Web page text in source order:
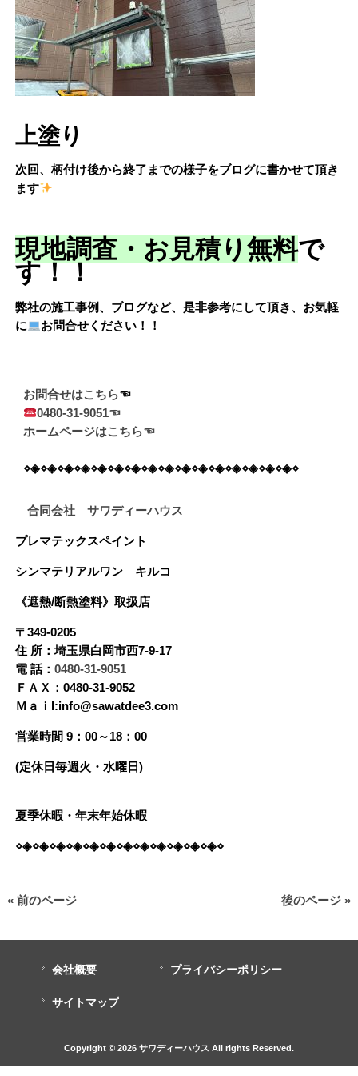
上塗り
次回、柄付け後から終了までの様子をブログに書かせて頂き
ます
現地調査・お見積り無料で
す！！
弊社の施工事例、ブログなど、是非参考にして頂き、お気軽
に
お問合せください！！
お問合せはこちら
0480-31-9051☜
ホームページはこちら☜
⋄◈⋄◈⋄◈⋄◈⋄◈⋄◈⋄◈⋄◈⋄◈⋄◈⋄◈⋄◈⋄◈⋄◈⋄◈⋄◈⋄
合同会社 サワディーハウス
プレマテックスペイント
シンマテリアルワン キルコ
《遮熱/断熱塗料》 取扱店
〒349-0205
住 所：埼玉県白岡市西7-9-17
電 話： 0480-31-9051
ＦＡＸ：0480-31-9052
Ｍａｉl:info@sawatdee3.com
営業時間 9：00～18：00
(定休日毎週火・水曜日)
夏季休暇・年末年始休暇
⋄◈⋄◈⋄◈⋄◈⋄◈⋄◈⋄◈⋄◈⋄◈⋄◈⋄◈⋄◈⋄
« 前のページ 後のページ »
会社概要 プライバシーポリシー
サイトマップ
Copyright © 2026 サワディーハウス All rights Reserved.